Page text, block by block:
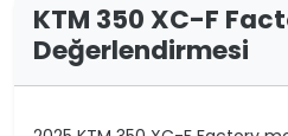
KTM 350 XC-F
Değerlendirmesi